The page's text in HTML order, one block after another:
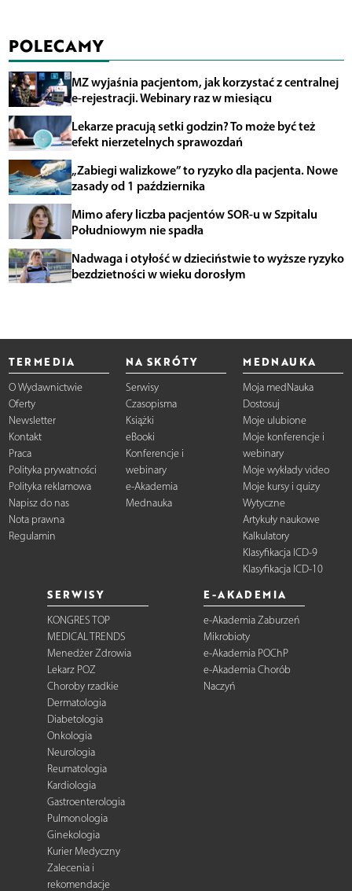
POLECAMY
MZ wyjaśnia pacjentom, jak korzystać z centralnej
e-rejestracji. Webinary raz w miesiącu
Lekarze pracują setki godzin? To może być też
efekt nierzetelnych sprawozdań
„Zabiegi walizkowe” to ryzyko dla pacjenta. Nowe
zasady od 1 października
Mimo afery liczba pacjentów SOR-u w Szpitalu
Południowym nie spadła
Nadwaga i otyłość w dzieciństwie to wyższe ryzyko
bezdzietności w wieku dorosłym
TERMEDIA
O Wydawnictwie
Oferty
Newsletter
Kontakt
Praca
Polityka prywatności
Polityka reklamowa
Napisz do nas
Nota prawna
Regulamin
NA SKRÓTY
Serwisy
Czasopisma
Książki
eBooki
Konferencje i
webinary
e-Akademia
Mednauka
MEDNAUKA
Moja medNauka
Dostosuj
Moje ulubione
Moje konferencje i
webinary
Moje wykłady video
Moje kursy i quizy
Wytyczne
Artykuły naukowe
Kalkulatory
Klasyfikacja ICD-9
Klasyfikacja ICD-10
SERWISY
KONGRES TOP
MEDICAL TRENDS
Menedżer Zdrowia
Lekarz POZ
Choroby rzadkie
Dermatologia
Diabetologia
Onkologia
Neurologia
Reumatologia
Kardiologia
Gastroenterologia
Pulmonologia
Ginekologia
Kurier Medyczny
Zalecenia i
rekomendacje
E-AKADEMIA
e-Akademia Zaburzeń
Mikrobioty
e-Akademia POChP
e-Akademia Chorób
Naczyń